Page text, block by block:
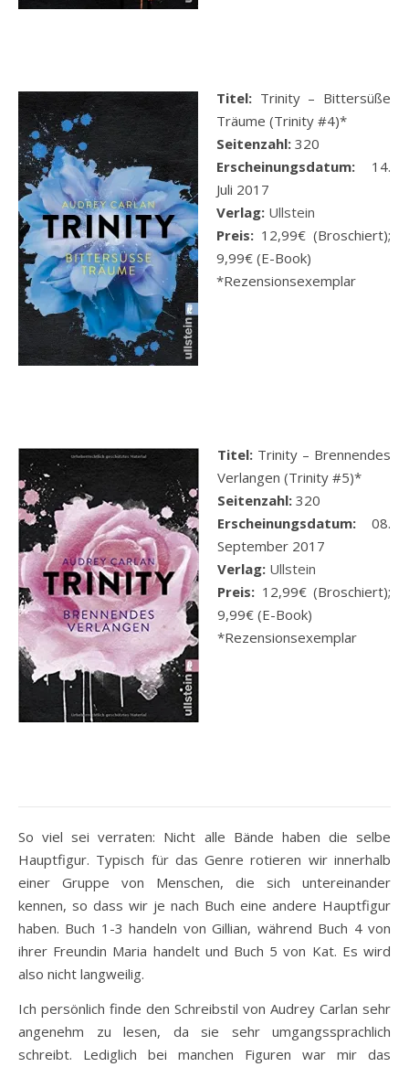
Titel: Trinity – Bittersüße
Träume (Trinity #4)*
Seitenzahl: 320
Erscheinungsdatum: 14.
Juli 2017
Verlag: Ullstein
Preis: 12,99€ (Broschiert);
9,99€ (E-Book)
*Rezensionsexemplar
Titel: Trinity – Brennendes
Verlangen (Trinity #5)*
Seitenzahl: 320
Erscheinungsdatum: 08.
September 2017
Verlag: Ullstein
Preis: 12,99€ (Broschiert);
9,99€ (E-Book)
*Rezensionsexemplar
So viel sei verraten: Nicht alle Bände haben die selbe
Hauptfigur. Typisch für das Genre rotieren wir innerhalb
einer Gruppe von Menschen, die sich untereinander
kennen, so dass wir je nach Buch eine andere Hauptfigur
haben. Buch 1-3 handeln von Gillian, während Buch 4 von
ihrer Freundin Maria handelt und Buch 5 von Kat. Es wird
also nicht langweilig.
Ich persönlich finde den Schreibstil von Audrey Carlan sehr
angenehm zu lesen, da sie sehr umgangssprachlich
schreibt. Lediglich bei manchen Figuren war mir das